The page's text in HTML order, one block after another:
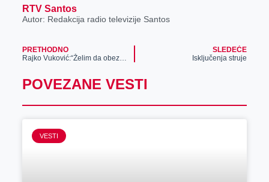
RTV Santos
Autor: Redakcija radio televizije Santos
PRETHODNO
Rajko Vuković:“Želim da obezbedim penziju do tridesete“
SLEDEĆE
Isključenja struje
POVEZANE VESTI
VESTI